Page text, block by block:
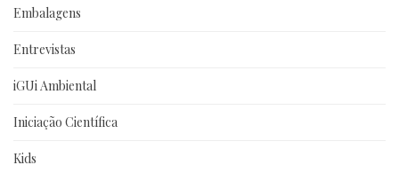
Embalagens
Entrevistas
iGUi Ambiental
Iniciação Científica
Kids